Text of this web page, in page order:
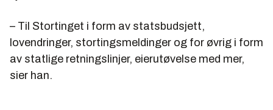
– Til Stortinget i form av statsbudsjett,
lovendringer, stortingsmeldinger og for øvrig i form
av statlige retningslinjer, eierutøvelse med mer,
sier han.